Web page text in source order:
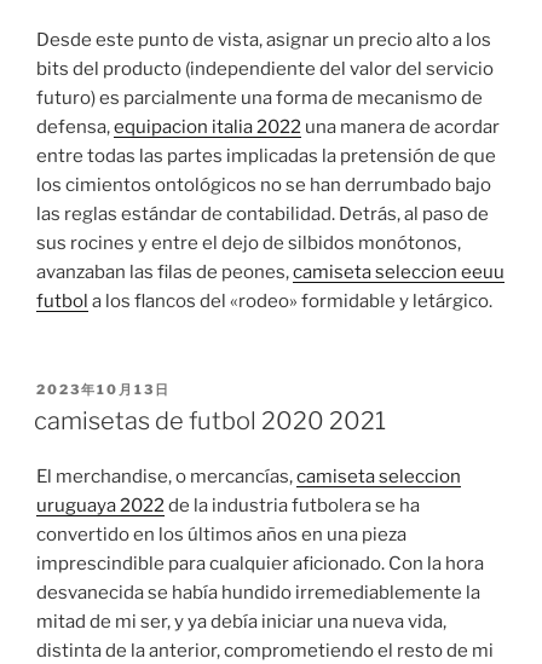
Desde este punto de vista, asignar un precio alto a los
bits del producto (independiente del valor del servicio
futuro) es parcialmente una forma de mecanismo de
defensa,equipacion italia 2022 una manera de acordar
entre todas las partes implicadas la pretensión de que
los cimientos ontológicos no se han derrumbado bajo
las reglas estándar de contabilidad. Detrás, al paso de
sus rocines y entre el dejo de silbidos monótonos,
avanzaban las filas de peones,camiseta seleccion eeuu
futbol a los flancos del «rodeo» formidable y letárgico.
PUBLICADO
2023年10月13日
camisetas de futbol 2020 2021
El merchandise, o mercancías,camiseta seleccion
uruguaya 2022de la industria futbolera se ha
convertido en los últimos años en una pieza
imprescindible para cualquier aficionado. Con la hora
desvanecida se había hundido irremediablemente la
mitad de mi ser, y ya debía iniciar una nueva vida,
distinta de la anterior, comprometiendo el resto de mi